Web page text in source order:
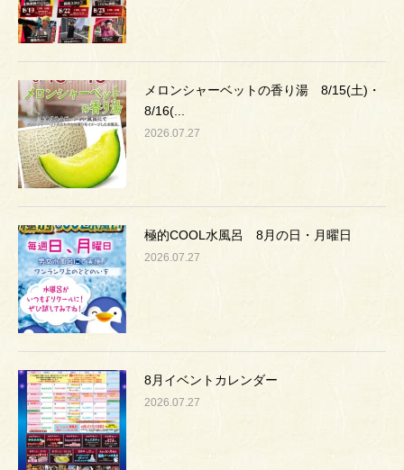
メロンシャーベットの香り湯 8/15(土)・
8/16(...
2026.07.27
極的COOL水風呂 8月の日・月曜日
2026.07.27
8月イベントカレンダー
2026.07.27